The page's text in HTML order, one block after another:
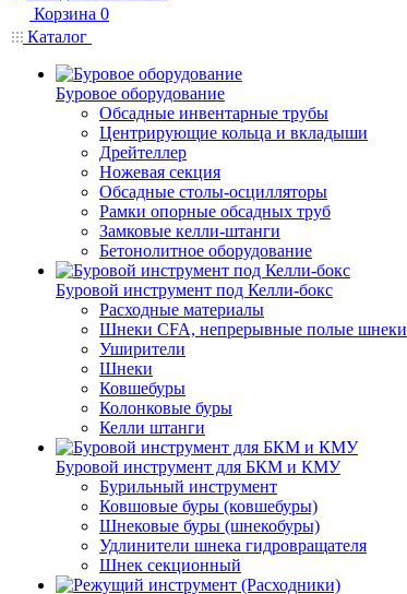
Корзина 0
Каталог
Буровое оборудование
Обсадные инвентарные трубы
Центрирующие кольца и вкладыши
Дрейтеллер
Ножевая секция
Обсадные столы-осцилляторы
Рамки опорные обсадных труб
Замковые келли-штанги
Бетонолитное оборудование
Буровой инструмент под Келли-бокс
Расходные материалы
Шнеки CFA, непрерывные полые шнеки
Уширители
Шнеки
Ковшебуры
Колонковые буры
Келли штанги
Буровой инструмент для БКМ и КМУ
Бурильный инструмент
Ковшовые буры (ковшебуры)
Шнековые буры (шнекобуры)
Удлинители шнека гидровращателя
Шнек секционный